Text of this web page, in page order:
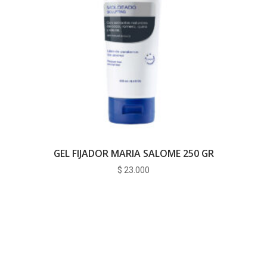
GEL FIJADOR MARIA SALOME 250 GR
$ 23.000